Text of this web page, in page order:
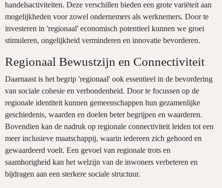
handelsactiviteiten. Deze verschillen bieden een grote variëteit aan
mogelijkheden voor zowel ondernemers als werknemers. Door te
investeren in 'regionaal' economisch potentieel kunnen we groei
stimuleren, ongelijkheid verminderen en innovatie bevorderen.
Regionaal Bewustzijn en Connectiviteit
Daarnaast is het begrip 'regionaal' ook essentieel in de bevordering
van sociale cohesie en verbondenheid. Door te focussen op de
regionale identiteit kunnen gemeenschappen hun gezamenlijke
geschiedenis, waarden en doelen beter begrijpen en waarderen.
Bovendien kan de nadruk op regionale connectiviteit leiden tot een
meer inclusieve maatschappij, waarin iedereen zich gehoord en
gewaardeerd voelt. Een gevoel van regionale trots en
saamhorigheid kan het welzijn van de inwoners verbeteren en
bijdragen aan een sterkere sociale structuur.